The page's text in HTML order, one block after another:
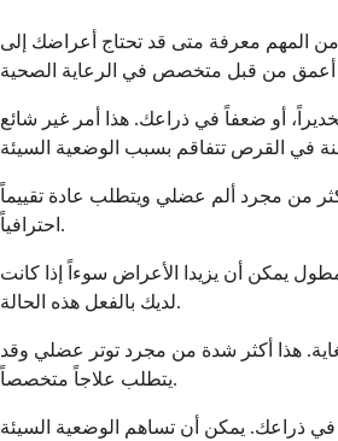
من المهم معرفة متى قد تحتاج أعراضك إلى
أو ضعفاً في ذراعك. هذا أمر غير شائع
من مجرد ألم عضلي ويتطلب عادة تقييماً
احترافياً.
يمكن أن يزيدا الأعراض سوءاً إذا كانت
لديك بالفعل هذه الحالة.
هذا أكثر شدة من مجرد توتر عضلي وقد
يتطلب علاجاً متخصصاً.
في ذراعك. يمكن أن تساهم الوضعية السيئة